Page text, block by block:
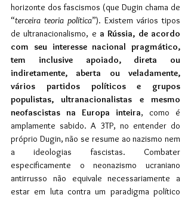
horizonte dos fascismos (que Dugin chama de
“terceira teoria política”). Existem vários tipos
de ultranacionalismo, e a Rússia, de acordo
com seu interesse nacional pragmático,
tem inclusive apoiado, direta ou
indiretamente, aberta ou veladamente,
vários partidos políticos e grupos
populistas, ultranacionalistas e mesmo
neofascistas na Europa inteira, como é
amplamente sabido. A 3TP, no entender do
próprio Dugin, não se resume ao nazismo nem
a ideologias fascistas. Combater
especificamente o neonazismo ucraniano
antirrusso não equivale necessariamente a
estar em luta contra um paradigma político